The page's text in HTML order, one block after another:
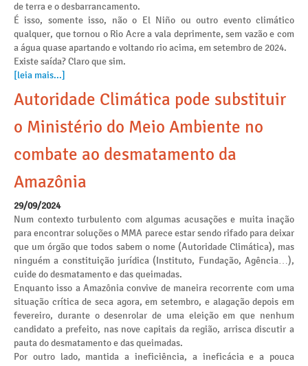
de terra e o desbarrancamento.
É isso, somente isso, não o El Niño ou outro evento climático
qualquer, que tornou o Rio Acre a vala deprimente, sem vazão e com
a água quase apartando e voltando rio acima, em setembro de 2024.
Existe saída? Claro que sim.
[leia mais...]
Autoridade Climática pode substituir
o Ministério do Meio Ambiente no
combate ao desmatamento da
Amazônia
29/09/2024
Num contexto turbulento com algumas acusações e muita inação
para encontrar soluções o MMA parece estar sendo rifado para deixar
que um órgão que todos sabem o nome (Autoridade Climática), mas
ninguém a constituição jurídica (Instituto, Fundação, Agência…),
cuide do desmatamento e das queimadas.
Enquanto isso a Amazônia convive de maneira recorrente com uma
situação crítica de seca agora, em setembro, e alagação depois em
fevereiro, durante o desenrolar de uma eleição em que nenhum
candidato a prefeito, nas nove capitais da região, arrisca discutir a
pauta do desmatamento e das queimadas.
Por outro lado, mantida a ineficiência, a ineficácia e a pouca